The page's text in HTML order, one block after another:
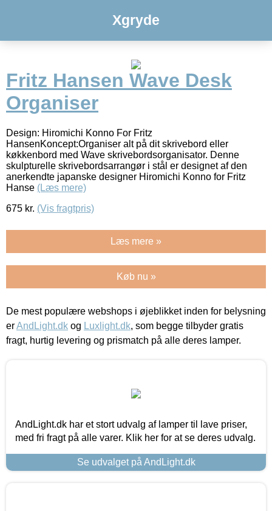
Xgryde
Fritz Hansen Wave Desk
Organiser
Design: Hiromichi Konno For Fritz
HansenKoncept:Organiser alt på dit skrivebord eller
køkkenbord med Wave skrivebordsorganisator. Denne
skulpturelle skrivebordsarrangør i stål er designet af den
anerkendte japanske designer Hiromichi Konno for Fritz
Hanse (Læs mere)
675 kr. (Vis fragtpris)
Læs mere »
Køb nu »
De mest populære webshops i øjeblikket inden for belysning
erAndLight.dk og Luxlight.dk, som begge tilbyder gratis
fragt, hurtig levering og prismatch på alle deres lamper.
AndLight.dk har et stort udvalg af lamper til lave priser,
med fri fragt på alle varer. Klik her for at se deres udvalg.
Se udvalget på AndLight.dk